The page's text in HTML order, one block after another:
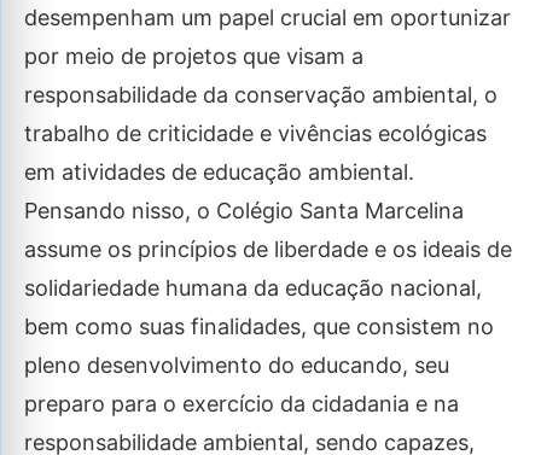
desempenham um papel crucial em oportunizar
por meio de projetos que visam a
responsabilidade da conservação ambiental, o
trabalho de criticidade e vivências ecológicas
em atividades de educação ambiental.
Pensando nisso, o Colégio Santa Marcelina
assume os princípios de liberdade e os ideais de
solidariedade humana da educação nacional,
bem como suas finalidades, que consistem no
pleno desenvolvimento do educando, seu
preparo para o exercício da cidadania e na
responsabilidade ambiental, sendo capazes,